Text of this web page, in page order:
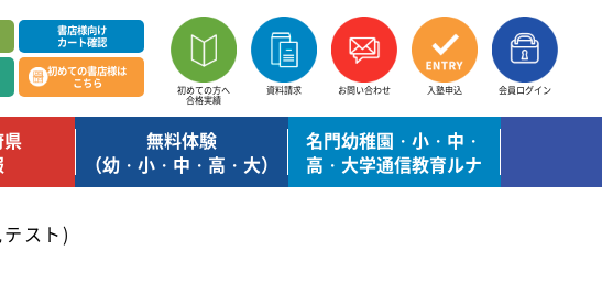
書店様向け
カート確認
初めての書店様は
こちら 初めての方へ
合格実績
資料請求 お問い合わせ 入塾申込 会員ログイン
無料体験
（幼・小・中・高・大）
名門幼稚園・小・中・
高・大学通信教育ルナ
スト)